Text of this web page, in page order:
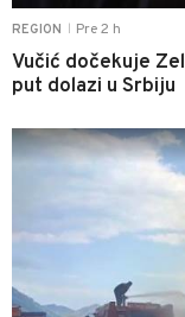
REGION Pre 2 h
Vučić dočekuje
put dolazi u Srbiju